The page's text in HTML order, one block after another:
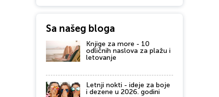
Sa našeg bloga
Knjige za more - 10
odličnih naslova za plažu i
letovanje
Letnji nokti - ideje za boje
i dezene u 2026. godini